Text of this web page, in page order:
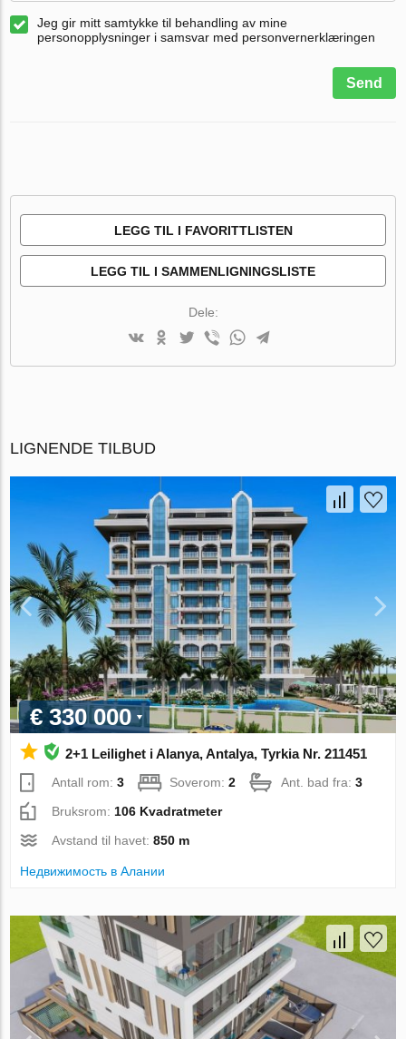
Jeg gir mitt samtykke til behandling av mine
personopplysninger i samsvar med personvernerklæringen
Send
LEGG TIL I FAVORITTLISTEN
LEGG TIL I SAMMENLIGNINGSLISTE
Dele:
LIGNENDE TILBUD
€ 330 000
2+1 Leilighet i Alanya, Antalya, Tyrkia Nr. 211451
Antall rom:3 Soverom:2 Ant. bad fra:3
Bruksrom:106 Kvadratmeter
Avstand til havet:850 m
Недвижимость в Алании